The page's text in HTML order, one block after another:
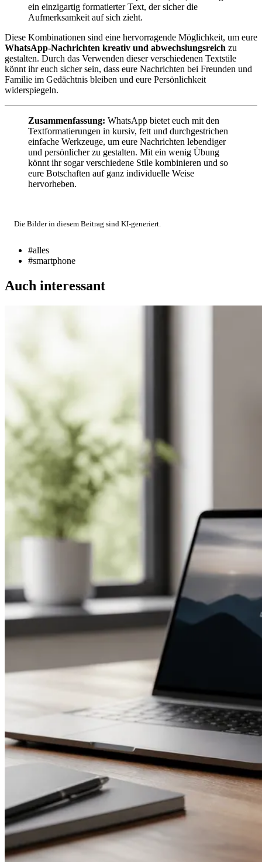
ein einzigartig formatierter Text, der sicher die
Aufmerksamkeit auf sich zieht.
Diese Kombinationen sind eine hervorragende Möglichkeit, um eure
WhatsApp-Nachrichten kreativ und abwechslungsreich zu
gestalten. Durch das Verwenden dieser verschiedenen Textstile
könnt ihr euch sicher sein, dass eure Nachrichten bei Freunden und
Familie im Gedächtnis bleiben und eure Persönlichkeit
widerspiegeln.
Zusammenfassung: WhatsApp bietet euch mit den
Textformatierungen in kursiv, fett und durchgestrichen
einfache Werkzeuge, um eure Nachrichten lebendiger
und persönlicher zu gestalten. Mit ein wenig Übung
könnt ihr sogar verschiedene Stile kombinieren und so
eure Botschaften auf ganz individuelle Weise
hervorheben.
Die Bilder in diesem Beitrag sind KI-generiert.
#alles
#smartphone
Auch interessant